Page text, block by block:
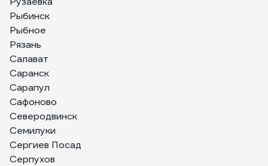
Рыбинск
Рыбное
Рязань
Салават
Саранск
Сарапул
Сафоново
Северодвинск
Семилуки
Сергиев Посад
Серпухов